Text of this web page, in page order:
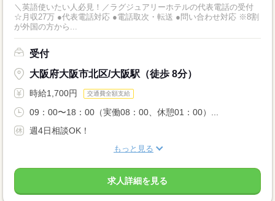
＼英語使いたい人必見！／ラグジュアリーホテルの代表電話の受付
☆月収27万 ●代表電話対応 ●電話取次・転送 ●問い合わせ対応 ※8割
が外国の方から...
受付
大阪府大阪市北区/大阪駅（徒歩 8分）
時給1,700円 交通費全額支給
09：00〜18：00（実働08：00、休憩01：00）...
週4日相談OK！
もっと見る
求人詳細を見る